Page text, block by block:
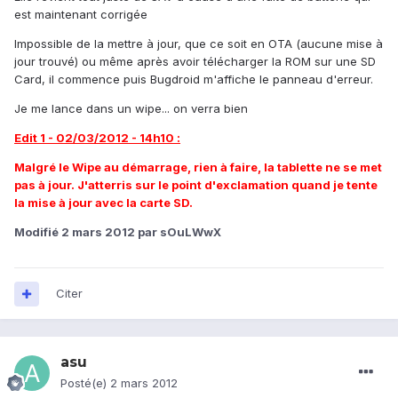
est maintenant corrigée
Impossible de la mettre à jour, que ce soit en OTA (aucune mise à
jour trouvé) ou même après avoir télécharger la ROM sur une SD
Card, il commence puis Bugdroid m'affiche le panneau d'erreur.
Je me lance dans un wipe... on verra bien
Edit 1 - 02/03/2012 - 14h10 :
Malgré le Wipe au démarrage, rien à faire, la tablette ne se met
pas à jour. J'atterris sur le point d'exclamation quand je tente
la mise à jour avec la carte SD.
Modifié 2 mars 2012 par sOuLWwX
Citer
asu
Posté(e) 2 mars 2012